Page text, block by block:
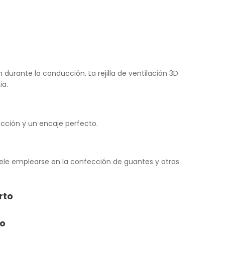
la conducción. La rejilla de ventilación 3D
y un encaje perfecto.
emplearse en la confección de guantes y otras